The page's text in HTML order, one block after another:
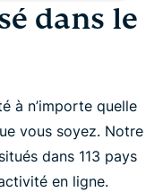
dans le
à n’importe quelle
vous soyez. Notre
dans 113 pays
en ligne.